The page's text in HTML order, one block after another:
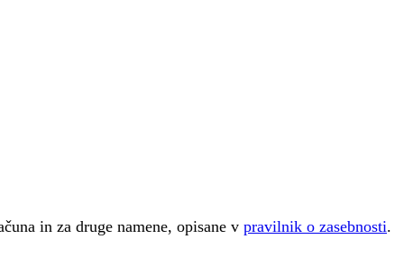
in za druge namene, opisane v pravilnik o zasebnosti.